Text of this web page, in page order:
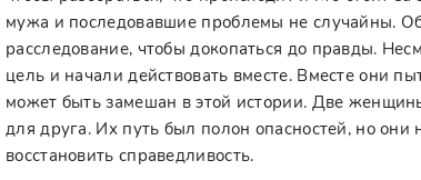
мужа и последовавшие проблемы не случайны.
расследование, чтобы докопаться до правды.
цель и начали действовать вместе. Вместе они
может быть замешан в этой истории. Две
для друга. Их путь был полон опасностей, но они
восстановить справедливость.